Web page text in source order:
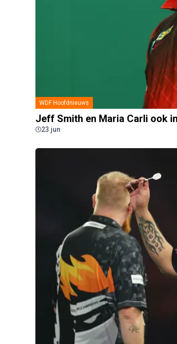
WDF Hoofdnieuws
Jeff Smith en Maria Carli ook
23 jun